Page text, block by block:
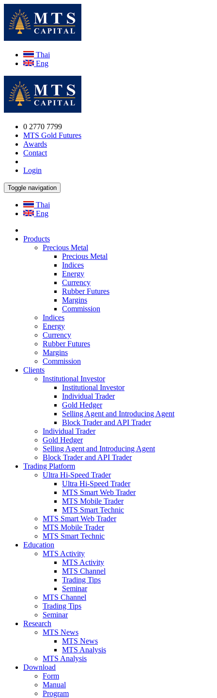
Thai
Eng
0 2770 7799
MTS Gold Futures
Awards
Contact
Login
Toggle navigation
Thai
Eng
Products
Precious Metal
Precious Metal
Indices
Energy
Currency
Rubber Futures
Margins
Commission
Indices
Energy
Currency
Rubber Futures
Margins
Commission
Clients
Institutional Investor
Institutional Investor
Individual Trader
Gold Hedger
Selling Agent and Introducing Agent
Block Trader and API Trader
Individual Trader
Gold Hedger
Selling Agent and Introducing Agent
Block Trader and API Trader
Trading Platform
Ultra Hi-Speed Trader
Ultra Hi-Speed Trader
MTS Smart Web Trader
MTS Mobile Trader
MTS Smart Technic
MTS Smart Web Trader
MTS Mobile Trader
MTS Smart Technic
Education
MTS Activity
MTS Activity
MTS Channel
Trading Tips
Seminar
MTS Channel
Trading Tips
Seminar
Research
MTS News
MTS News
MTS Analysis
MTS Analysis
Download
Form
Manual
Program